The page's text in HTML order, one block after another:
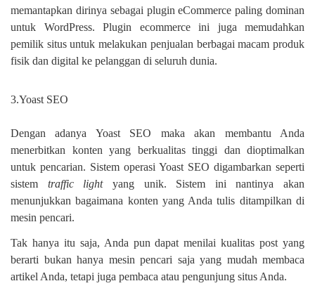
memantapkan dirinya sebagai plugin eCommerce paling dominan
untuk WordPress. Plugin ecommerce ini juga memudahkan
pemilik situs untuk melakukan penjualan berbagai macam produk
fisik dan digital ke pelanggan di seluruh dunia.
3.Yoast SEO
Dengan adanya Yoast SEO maka akan membantu Anda
menerbitkan konten yang berkualitas tinggi dan dioptimalkan
untuk pencarian. Sistem operasi Yoast SEO digambarkan seperti
sistem traffic light yang unik. Sistem ini nantinya akan
menunjukkan bagaimana konten yang Anda tulis ditampilkan di
mesin pencari.
Tak hanya itu saja, Anda pun dapat menilai kualitas post yang
berarti bukan hanya mesin pencari saja yang mudah membaca
artikel Anda, tetapi juga pembaca atau pengunjung situs Anda.